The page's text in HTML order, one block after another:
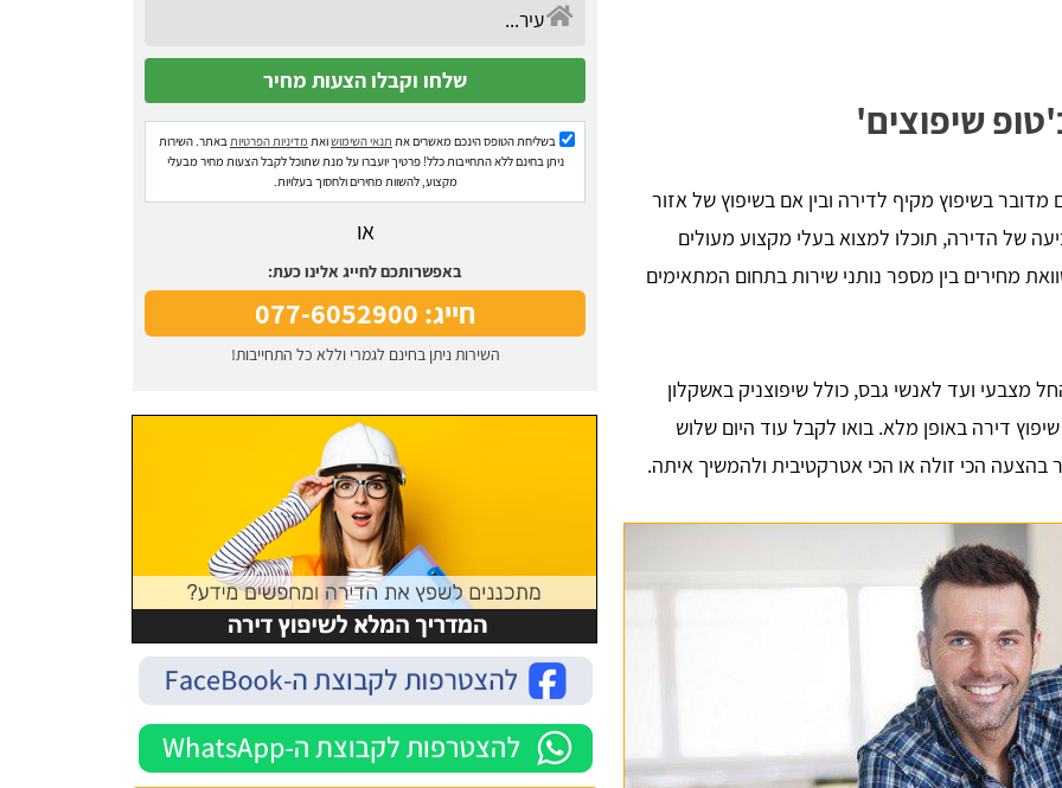
שיפוצים'
בשיפוץ מקיף לדירה ובין אם בשיפוץ של אזור
של הדירה, תוכלו למצוא בעלי מקצוע מעולים
מחירים בין מספר נותני שירות בתחום המתאימים
מצבעי ועד לאנשי גבס, כולל שיפוצניק באשקלון
דירה באופן מלא. בואו לקבל עוד היום שלוש
בהצעה הכי זולה או הכי אטרקטיבית ולהמשיך איתה.
בשליחת הטופס הינכם מאשרים את תנאי השימושואת מדיניות הפרטיותבאתר. השירות
ניתן בחינם ללא התחייבות כלל! פרטיך יועברו על מנת שתוכל לקבל הצעות מחיר מבעלי
מקצוע, להשוות מחירים ולחסוך בעלויות.
או
באפשרותכם לחייג אלינו כעת:
חייג: 077-6052900
השירות ניתן בחינם לגמרי וללא כל התחייבות!